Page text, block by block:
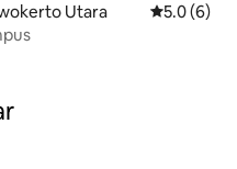
Utara
5.0 (6)